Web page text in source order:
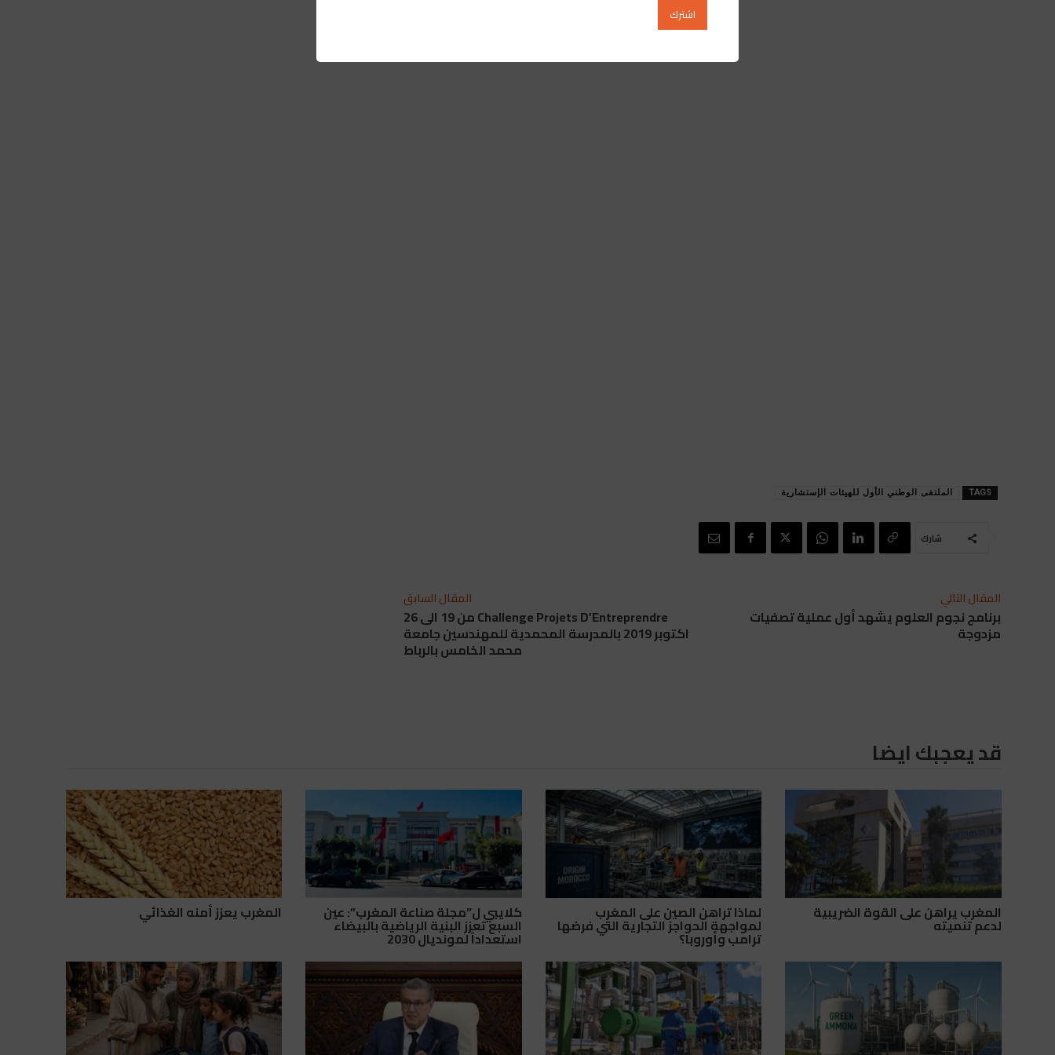
TAGS الملتقى الوطني الأول للهيئات الإستشارية
شارك
المقال السابق
Challenge Projets D’Entreprendre من 19 الى 26
اكتوبر 2019 بالمدرسة المحمدية للمهندسين جامعة
محمد الخامس بالرباط
المقال التالي
برنامج نجوم العلوم يشهد أول عملية تصفيات
مزدوجة
قد يعجبك ايضا
المغرب يراهن على القوة الضريبية
لدعم تنميته
لماذا تراهن الصين على المغرب
لمواجهة الحواجز التجارية التي فرضها
ترامب وأوروبا؟
كلايبي ل”مجلة صناعة المغرب”: عين
السبع تعزز البنية الرياضية بالبيضاء
استعداداً لمونديال 2030
المغرب يعزز أمنه الغذائي